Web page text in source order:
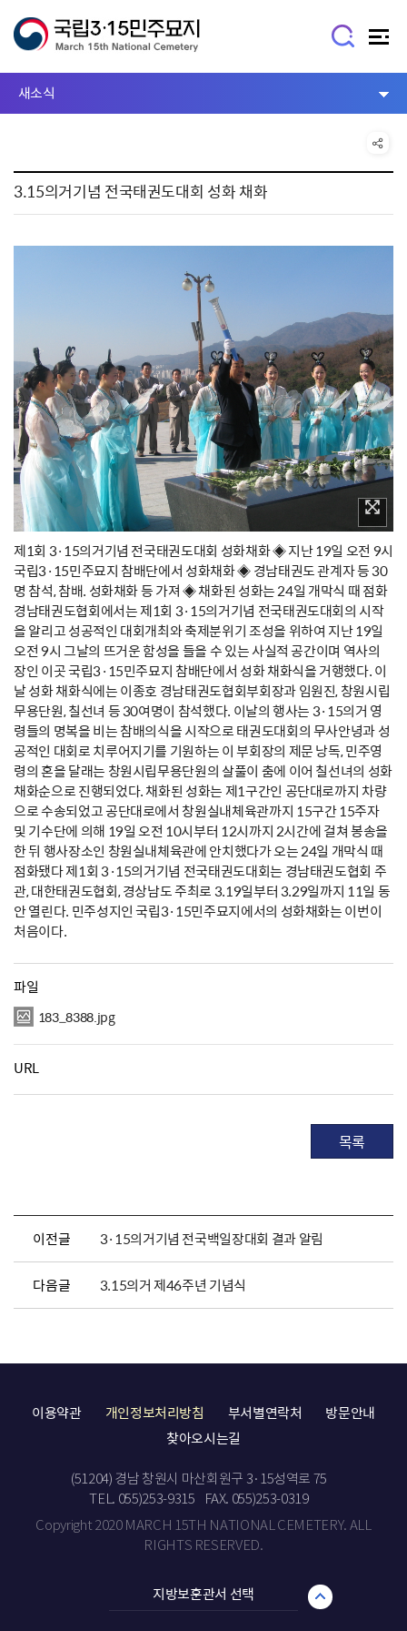
새소식
3.15의거기념 전국태권도대회 성화 채화
제1회 3·15의거기념 전국태권도대회 성화채화 ◈ 지난 19일 오전 9시
국립3·15민주묘지 참배단에서 성화채화 ◈ 경남태권도 관계자 등 30
명 참석, 참배. 성화채화 등 가져 ◈ 채화된 성화는 24일 개막식 때 점화
경남태권도협회에서는 제1회 3·15의거기념 전국태권도대회의 시작
을 알리고 성공적인 대회개최와 축제분위기 조성을 위하여 지난 19일
오전 9시 그날의 뜨거운 함성을 들을 수 있는 사실적 공간이며 역사의
장인 이곳 국립3·15민주묘지 참배단에서 성화 채화식을 거행했다. 이
날 성화 채화식에는 이종호 경남태권도협회부회장과 임원진, 창원시립
무용단원, 칠선녀 등 30여명이 참석했다. 이날의 행사는 3·15의거 영
령들의 명복을 비는 참배의식을 시작으로 태권도대회의 무사안녕과 성
공적인 대회로 치루어지기를 기원하는 이 부회장의 제문 낭독, 민주영
령의 혼을 달래는 창원시립무용단원의 살풀이 춤에 이어 칠선녀의 성화
채화순으로 진행되었다. 채화된 성화는 제1구간인 공단대로까지 차량
으로 수송되었고 공단대로에서 창원실내체육관까지 15구간 15주자
및 기수단에 의해 19일 오전 10시부터 12시까지 2시간에 걸쳐 봉송을
한 뒤 행사장소인 창원실내체육관에 안치했다가 오는 24일 개막식 때
점화됐다 제1회 3·15의거기념 전국태권도대회는 경남태권도협회 주
관, 대한태권도협회, 경상남도 주최로 3.19일부터 3.29일까지 11일 동
안 열린다. 민주성지인 국립3·15민주묘지에서의 성화채화는 이번이
처음이다.
파일
183_8388.jpg
URL
목록
이전글 3·15의거기념 전국백일장대회 결과 알림
다음글 3.15의거 제46주년 기념식
이용약관 개인정보처리방침 부서별연락처
방문안내
찾아오시는길
(51204) 경남 창원시 마산회원구 3·15성역로 75
TEL. 055)253-9315
FAX. 055)253-0319
Copyright 2020 MARCH 15TH NATIONAL CEMETERY. ALL
RIGHTS RESERVED.
지방보훈관서 선택